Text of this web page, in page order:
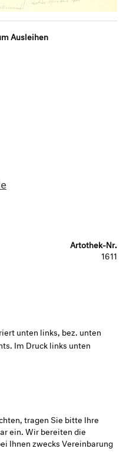
Ausleihen
Artothek-Nr.
1611
unten links, bez. unten
Im Druck links unten
tragen Sie bitte Ihre
ein. Wir bereiten die
Ihnen zwecks Vereinbarung